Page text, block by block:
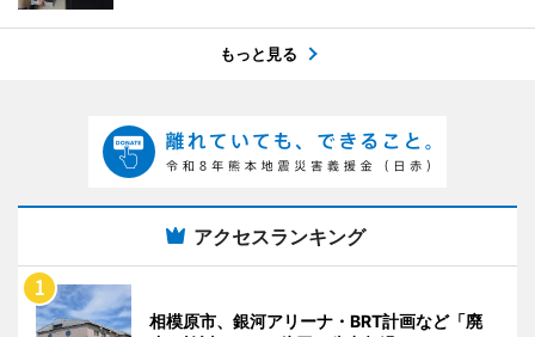
もっと見る
アクセスランキング
相模原市、銀河アリーナ・BRT計画など「廃